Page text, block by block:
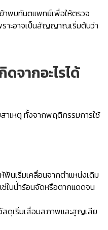
าพบทันตแพทย์เพื่อให้ตรวจ
ราะอาจเป็นสัญญาณเริ่มต้นว่า
ดจากอะไรได้
าเหตุ ทั้งจากพฤติกรรมการใช้
ฟันเริ่มเคลื่อนจากตำแหน่งเดิม
ช่ในน้ำร้อนจัดหรือตากแดดจน
สดุเริ่มเสื่อมสภาพและสูญเสีย